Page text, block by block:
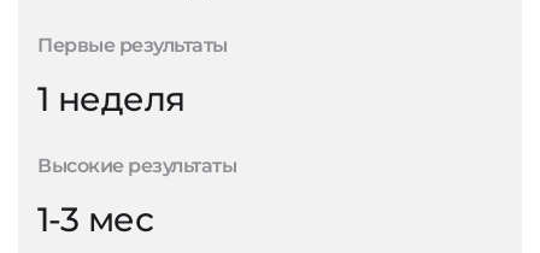
Первые результаты
1 неделя
Высокие результаты
1-3 мес